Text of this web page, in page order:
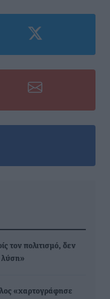
τον πολιτισμό, δεν
λύση»
«χαρτογράφησε